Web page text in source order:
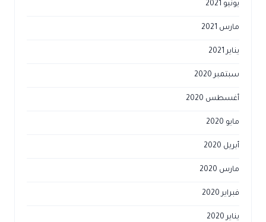
يونيو 2021
مارس 2021
يناير 2021
سبتمبر 2020
أغسطس 2020
مايو 2020
أبريل 2020
مارس 2020
فبراير 2020
يناير 2020